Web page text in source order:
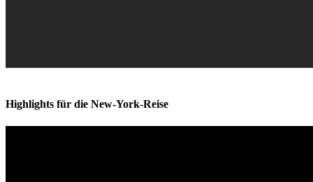
Highlights für die New-York-Reise